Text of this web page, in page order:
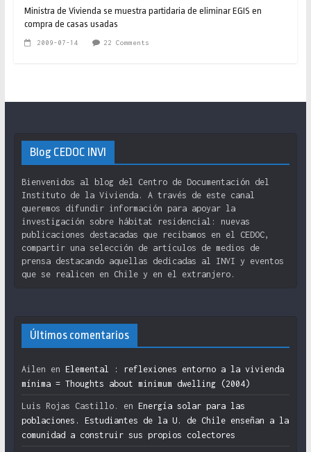
Ministra de Vivienda se muestra partidaria de eliminar EGIS en
compra de casas usadas
2009-07-14 22 Comments
Blog CEDOC INVI
Bienvenidos al blog del Centro de Documentación del
Instituto de la Vivienda. A través de este canal
queremos difundir información para apoyar la
investigación sobre hábitat residencial: nuevas
publicaciones destacadas que recibamos en el CEDOC,
compartir una selección de artículos de medios de
prensa destacando aquellas dedicadas al INVI y eventos
que se realicen en Chile y en el extranjero.
Últimos comentarios
Ailen en Elemental : reflexiones entorno a la vivienda
mínima = Thoughts about minimum dwelling (2004)
Luis Rojas Castillo. en Energía solar para las
poblaciones. Estudiantes de la U. de Chile enseñan a la
comunidad a construir sus propios colectores